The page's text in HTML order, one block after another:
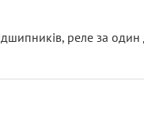
реле за один